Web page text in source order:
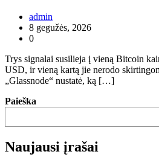
admin
8 gegužės, 2026
0
Trys signalai susilieja į vieną Bitcoin
USD, ir vieną kartą jie nerodo
„Glassnode“ nustatė, ką […]
Paieška
Naujausi įrašai